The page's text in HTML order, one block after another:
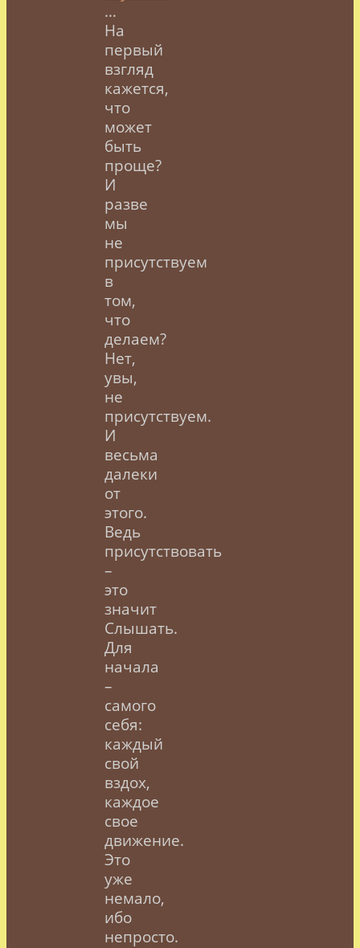
…
На
первый
взгляд
кажется,
что
может
быть
проще?
И
разве
мы
не
присутствуем
в
том,
что
делаем?
Нет,
увы,
не
присутствуем.
И
весьма
далеки
от
этого.
Ведь
присутствовать
–
это
значит
Слышать.
Для
начала
–
самого
себя:
каждый
свой
вздох,
каждое
свое
движение.
Это
уже
немало,
ибо
непросто.